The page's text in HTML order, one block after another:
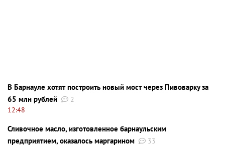
В Барнауле хотят построить новый мост через Пивоварку за
65 млн рублей
2
12:48
Сливочное масло, изготовленное барнаульским
предприятием, оказалось маргарином
33